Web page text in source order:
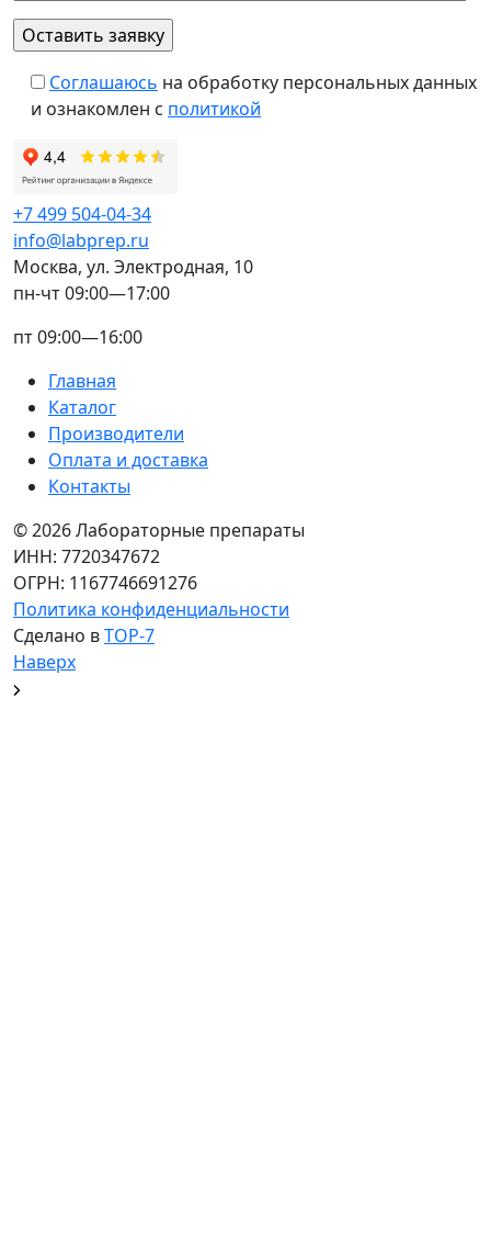
Соглашаюсь на обработку персональных данных
и ознакомлен с политикой
Главная
Каталог
Производители
Оплата и доставка
Контакты
+7 499 504-04-34
info@labprep.ru
Москва, ул. Электродная, 10
пн-чт 09:00—17:00
пт 09:00—16:00
© 2026 Лабораторные препараты
ИНН: 7720347672
ОГРН: 1167746691276
Политика конфиденциальности
Сделано вTOP-7
Наверх